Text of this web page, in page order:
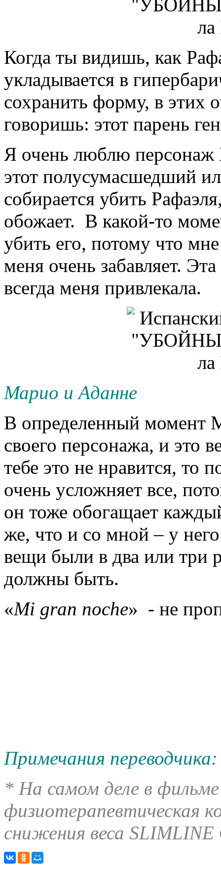
Когда ты видишь, как
укладывается в
сохранить форму, в этих
говоришь: этот парень
Я очень люблю персонаж
этот полусумасшедший
собирается убить
обожает. В какой-то
убить его, потому что
меня очень забавляет.
всегда меня привлекала.
Марио и Аданне
В определенный момент
своего персонажа, и это
тебе это не нравится,
очень усложняет все,
он тоже обогащает
же, что и со мной – у
вещи были в два или три
должны быть.
«Mi gran noche» - не
Примечания переводчика:
* На самом деле в
физиотерапевтическая
снижения веса